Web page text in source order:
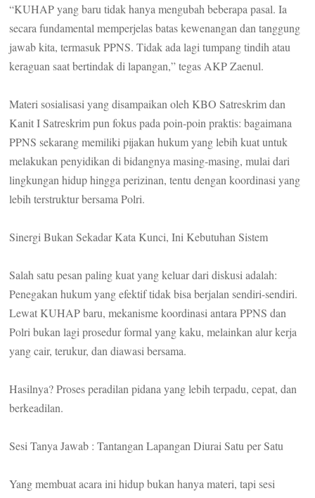
“KUHAP yang baru tidak hanya mengubah beberapa pasal. Ia
secara fundamental memperjelas batas kewenangan dan tanggung
jawab kita, termasuk PPNS. Tidak ada lagi tumpang tindih atau
keraguan saat bertindak di lapangan,” tegas AKP Zaenul.
Materi sosialisasi yang disampaikan oleh KBO Satreskrim dan
Kanit I Satreskrim pun fokus pada poin-poin praktis: bagaimana
PPNS sekarang memiliki pijakan hukum yang lebih kuat untuk
melakukan penyidikan di bidangnya masing-masing, mulai dari
lingkungan hidup hingga perizinan, tentu dengan koordinasi yang
lebih terstruktur bersama Polri.
Sinergi Bukan Sekadar Kata Kunci, Ini Kebutuhan Sistem
Salah satu pesan paling kuat yang keluar dari diskusi adalah:
Penegakan hukum yang efektif tidak bisa berjalan sendiri-sendiri.
Lewat KUHAP baru, mekanisme koordinasi antara PPNS dan
Polri bukan lagi prosedur formal yang kaku, melainkan alur kerja
yang cair, terukur, dan diawasi bersama.
Hasilnya? Proses peradilan pidana yang lebih terpadu, cepat, dan
berkeadilan.
Sesi Tanya Jawab : Tantangan Lapangan Diurai Satu per Satu
Yang membuat acara ini hidup bukan hanya materi, tapi sesi